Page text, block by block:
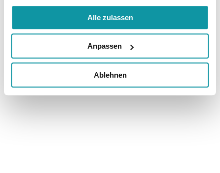
Alle zulassen
Anpassen
Ablehnen